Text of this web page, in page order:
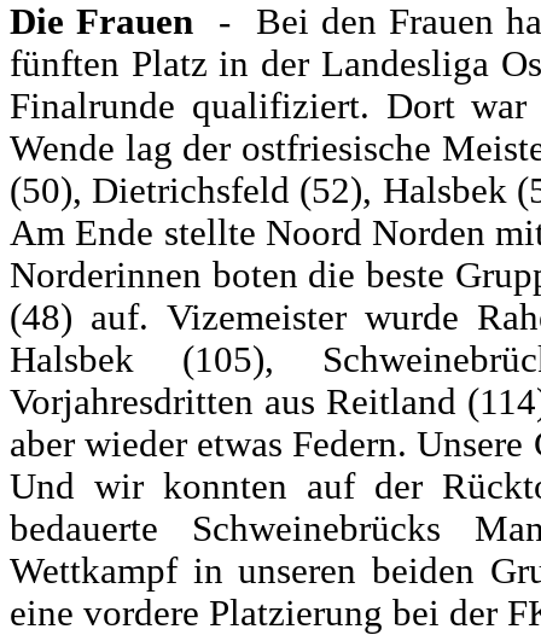
Die Frauen - Bei den Frauen
fünften Platz in der Landesliga
Finalrunde qualifiziert. Dort war
Wende lag der ostfriesische
(50), Dietrichsfeld (52), Halsbek
Am Ende stellte Noord Norden
Norderinnen boten die beste
(48) auf. Vizemeister wurde
Halsbek (105),
Vorjahresdritten aus Reitland
aber wieder etwas Federn.
Und wir konnten auf der
bedauerte Schweinebrücks
Wettkampf in unseren beiden
eine vordere Platzierung bei der